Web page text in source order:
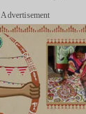
Advertisement